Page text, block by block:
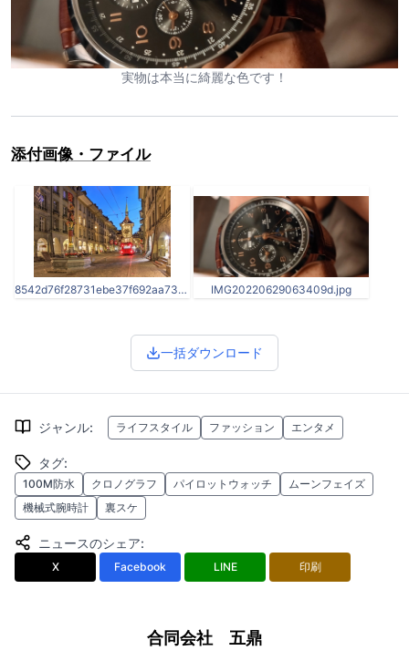
実物は本当に綺麗な色です！
添付画像・ファイル
8542d76f28731ebe37f692aa7328ecc79a9917e2.jpeg IMG20220629063409d.jpg
一括ダウンロード
ジャンル: ライフスタイル ファッション エンタメ
タグ:
100M防水 クロノグラフ パイロットウォッチ
ムーンフェイズ
機械式腕時計
裏スケ
ニュースのシェア:
X Facebook LINE 印刷
合同会社 五鼎